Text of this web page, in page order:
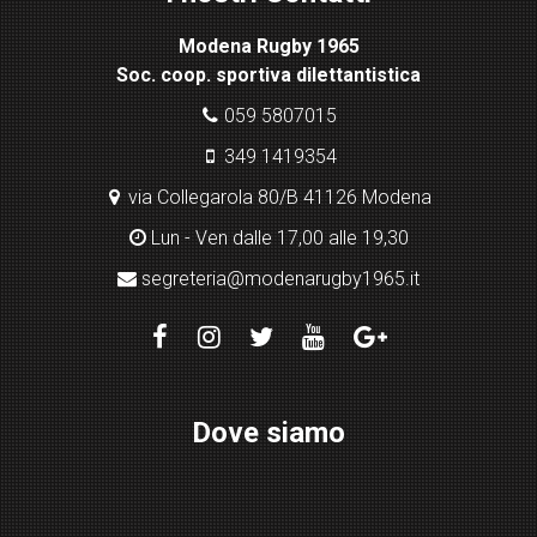
Modena Rugby 1965
Soc. coop. sportiva dilettantistica
059 5807015
349 1419354
via Collegarola 80/B 41126 Modena
Lun - Ven dalle 17,00 alle 19,30
segreteria@modenarugby1965.it
Dove siamo